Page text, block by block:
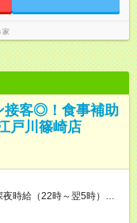
家
接客◎！食事補助
戸川篠崎店
時給（22時～翌5時）：